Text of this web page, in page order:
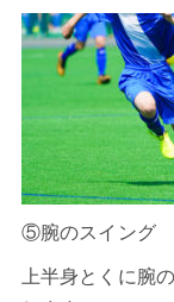
⑤腕のスイング
上半身とくに腕